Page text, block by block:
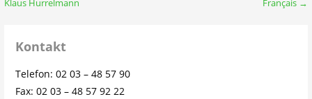
Klaus Hurrelmann Français →
Kontakt
Telefon: 02 03 – 48 57 90
Fax: 02 03 – 48 57 92 22